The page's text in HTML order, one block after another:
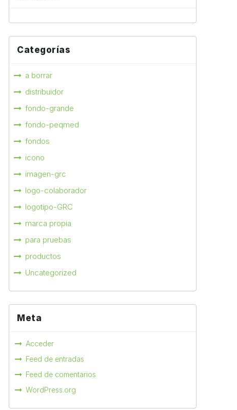
Categorías
a borrar
distribuidor
fondo-grande
fondo-peqmed
fondos
icono
imagen-grc
logo-colaborador
logotipo-GRC
marca propia
para pruebas
productos
Uncategorized
Meta
Acceder
Feed de entradas
Feed de comentarios
WordPress.org